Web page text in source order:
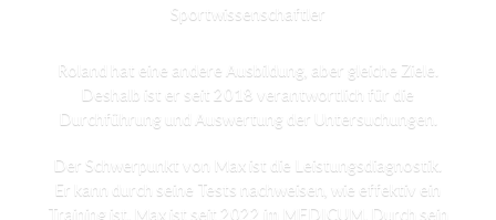
Sportwissenschaftler
Roland hat eine andere Ausbildung, aber gleiche Ziele.
Deshalb ist er seit 2018 verantwortlich für die
Durchführung und Auswertung der Untersuchungen.
Der Schwerpunkt von Max ist die Leistungsdiagnostik.
Er kann durch seine Tests nachweisen, wie effektiv ein
Training ist. Max ist seit 2022 im MEDICUM. Durch sein